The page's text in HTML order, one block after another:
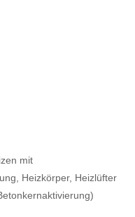
mit
Heizkörper, Heizlüfter